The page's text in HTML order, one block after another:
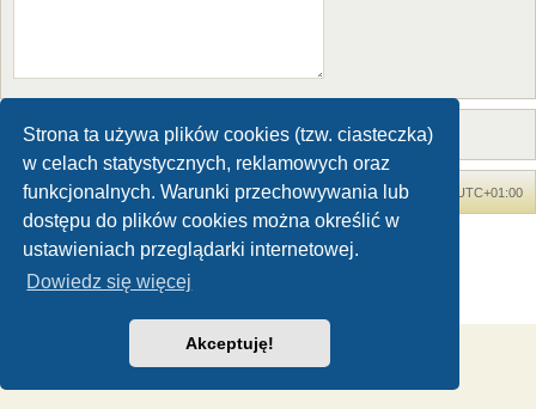
Strona ta używa plików cookies (tzw. ciasteczka)
w celach statystycznych, reklamowych oraz
funkcjonalnych. Warunki przechowywania lub
dostępu do plików cookies można określić w
ustawieniach przeglądarki internetowej.
Dowiedz się więcej
Akceptuję!
Forum Dinozaury.com Strona główna Strefa czasowa UTC+01:00
Technologię dostarczaphpBB® Forum Software © phpBB Limited
Polski pakiet językowy dostarcza